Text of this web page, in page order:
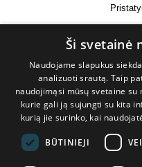
Ši svetainė
Naudojame slapukus
analizuoti srautą. Taip
naudojimąsi mūsų svetaine
kurie gali ją sujungti su kita
kurią jie surinko, kai
BŪTINIEJI